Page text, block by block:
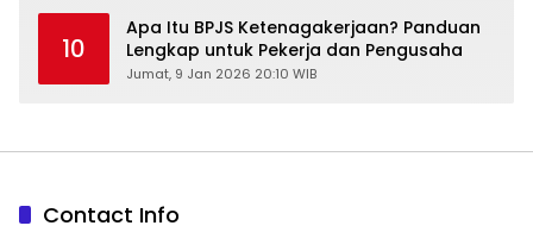
10
Apa Itu BPJS Ketenagakerjaan? Panduan
Lengkap untuk Pekerja dan Pengusaha
Jumat, 9 Jan 2026 20:10 WIB
Contact Info